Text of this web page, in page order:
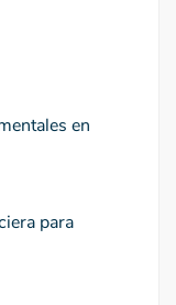
en
para